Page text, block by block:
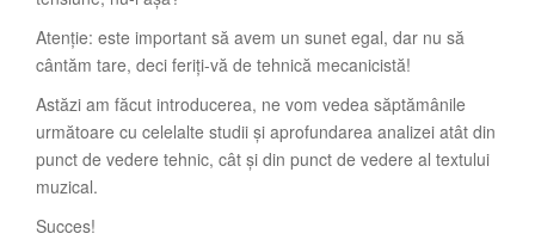
Atenție: este important să avem un sunet egal, dar nu să
cântăm tare, deci feriți-vă de tehnică mecanicistă!
Astăzi am făcut introducerea, ne vom vedea săptămânile
următoare cu celelalte studii și aprofundarea analizei atât din
punct de vedere tehnic, cât și din punct de vedere al textului
muzical.
Succes!